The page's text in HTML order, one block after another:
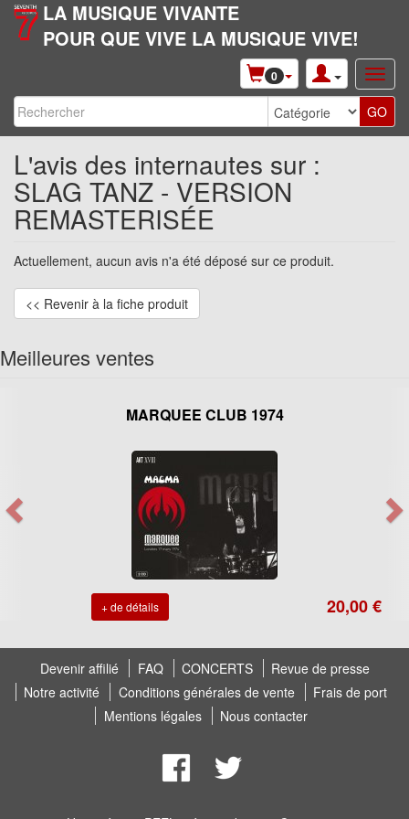
LA MUSIQUE VIVANTE
POUR QUE VIVE LA MUSIQUE VIVE!
0
L'avis des internautes sur :
SLAG TANZ - VERSION
REMASTERISÉE
Actuellement, aucun avis n'a été déposé sur ce produit.
<< Revenir à la fiche produit
Meilleures ventes
MARQUEE CLUB 1974
+ de détails 20,00 €
Devenir affilié FAQ CONCERTS
Revue de presse
Notre activité
Conditions générales de vente
Frais de port
Mentions légales
Nous contacter